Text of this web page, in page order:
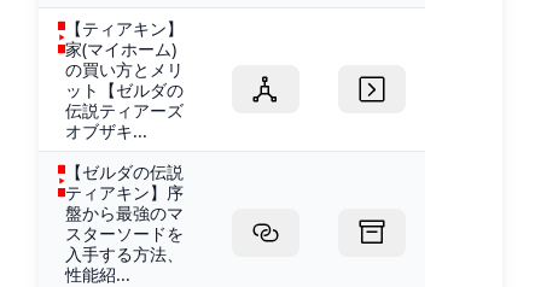
【ティアキン】
家(マイホーム)
の買い方とメリ
ット【ゼルダの
伝説ティアーズ
オブザキ...
【ゼルダの伝説
ティアキン】序
盤から最強のマ
スターソードを
入手する方法、
性能紹...